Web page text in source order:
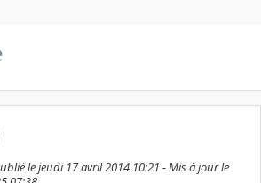
le jeudi 17 avril 2014 10:21 - Mis à jour le